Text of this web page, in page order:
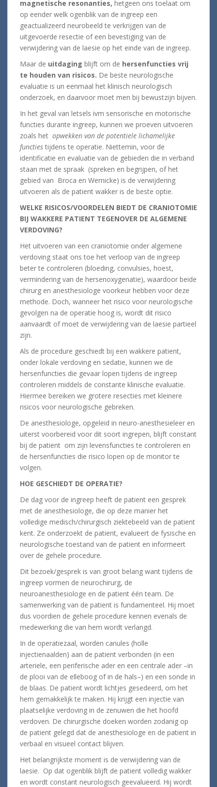
magnetische resonanties, hetgeen ons toelaat om
op eender welk ogenblik van de ingreep een
geactualizeerd neurobeeld te verkrijgen van de
uitgevoerde resectie of een bevestiging van de
verwijdering van de laesie op het einde van de ingreep.
Maar de uitdaging blijft om de hersenfuncties vrij
te houden van risicos. De beste neurologische
evaluatie is un eenmaal het klinisch neurologisch
onderzoek, en daarvoor moet men bij bewustzijn bijven.
In het geval van letsels ivm sensorische en motorische
functies durante ingreep, kunnen we proeven uitvoeren
zoals het opwekken van de potentiele lichamelijke
functies tijdens te operatie. Niettemin, voor de
identificatie en evaluatie van de gebieden die in verband
staan met de spraak (spreken en begrijpen, of het
gebied van Broca en Wernicke) is de verwijdering
uitvoeren als de patient wakker is de beste optie.
WELKE RISICOS/VOORDELEN BIEDT DE CRANIOTOMIE
BIJ WAKKERE PATIENT TEGENOVER DE ALGEMENE
VERDOVING?
Het uitvoeren van een craniotomie onder algemene
verdoving staat ons toe het verloop van de ingreep
beter te controleren (bloeding, convulsies, hoest,
vermindering van de hersenoxygenatie), waardoor beide
chirurg en anesthesiologe voorkeur hebben voor deze
methode. Doch, wanneer het risico voor neurologische
gevolgen na de operatie hoog is, wordt dit risico
aanvaardt of moet de verwijdering van de laesie partieel
zijn.
Als de procedure geschiedt bij een wakkere patient,
onder lokale verdoving en sedatie, kunnen we de
hersenfuncties die gevaar lopen tijdens de ingreep
controleren middels de constante klinische evaluatie.
Hiermee bereiken we grotere resecties met kleinere
risicos voor neurologische gebreken.
De anesthesiologe, opgeleid in neuro-anesthesieleer en
uiterst voorbereid voor dit soort ingrepen, blijft constant
bij de patient om zijn levensfuncties te controleren en
de hersenfuncties die risico lopen op de monitor te
volgen.
HOE GESCHIEDT DE OPERATIE?
De dag voor de ingreep heeft de patient een gesprek
met de anesthesiologe, die op deze manier het
volledige medisch/chirurgisch ziektebeeld van de patient
kent. Ze onderzoekt de patient, evalueert de fysische en
neurologische toestand van de patient en informeert
over de gehele procedure.
Dit bezoek/gesprek is van groot belang want tijdens de
ingreep vormen de neurochirurg, de
neuroanesthesiologe en de patient één team. De
samenwerking van de patient is fundamenteel. Hij moet
dus voordien de gehele procedure kennen evenals de
medewerking die van hem wordt verlangd.
In de operatiezaal, worden canules (holle
injectienaalden) aan de patient verbonden (in een
arteriele, een periferische ader en een centrale ader –in
de plooi van de elleboog of in de hals–) en een sonde in
de blaas. De patient wordt lichtjes gesedeerd, om het
hem gemakkelijk te maken. Hij krijgt een injectie van
plaatselijke verdoving in de zenuwen die het hoofd
verdoven. De chirurgische doeken worden zodanig op
de patient gelegd dat de anesthesiologe en de patient in
verbaal en visueel contact blijven.
Het belangrijkste moment is de verwijdering van de
laesie. Op dat ogenblik blijft de patient volledig wakker
en wordt constant neurologisch geevalueerd. Hij wordt